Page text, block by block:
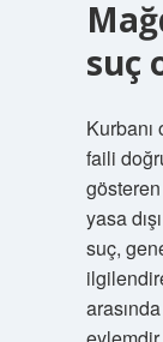
suç
faili
yasa
suç,